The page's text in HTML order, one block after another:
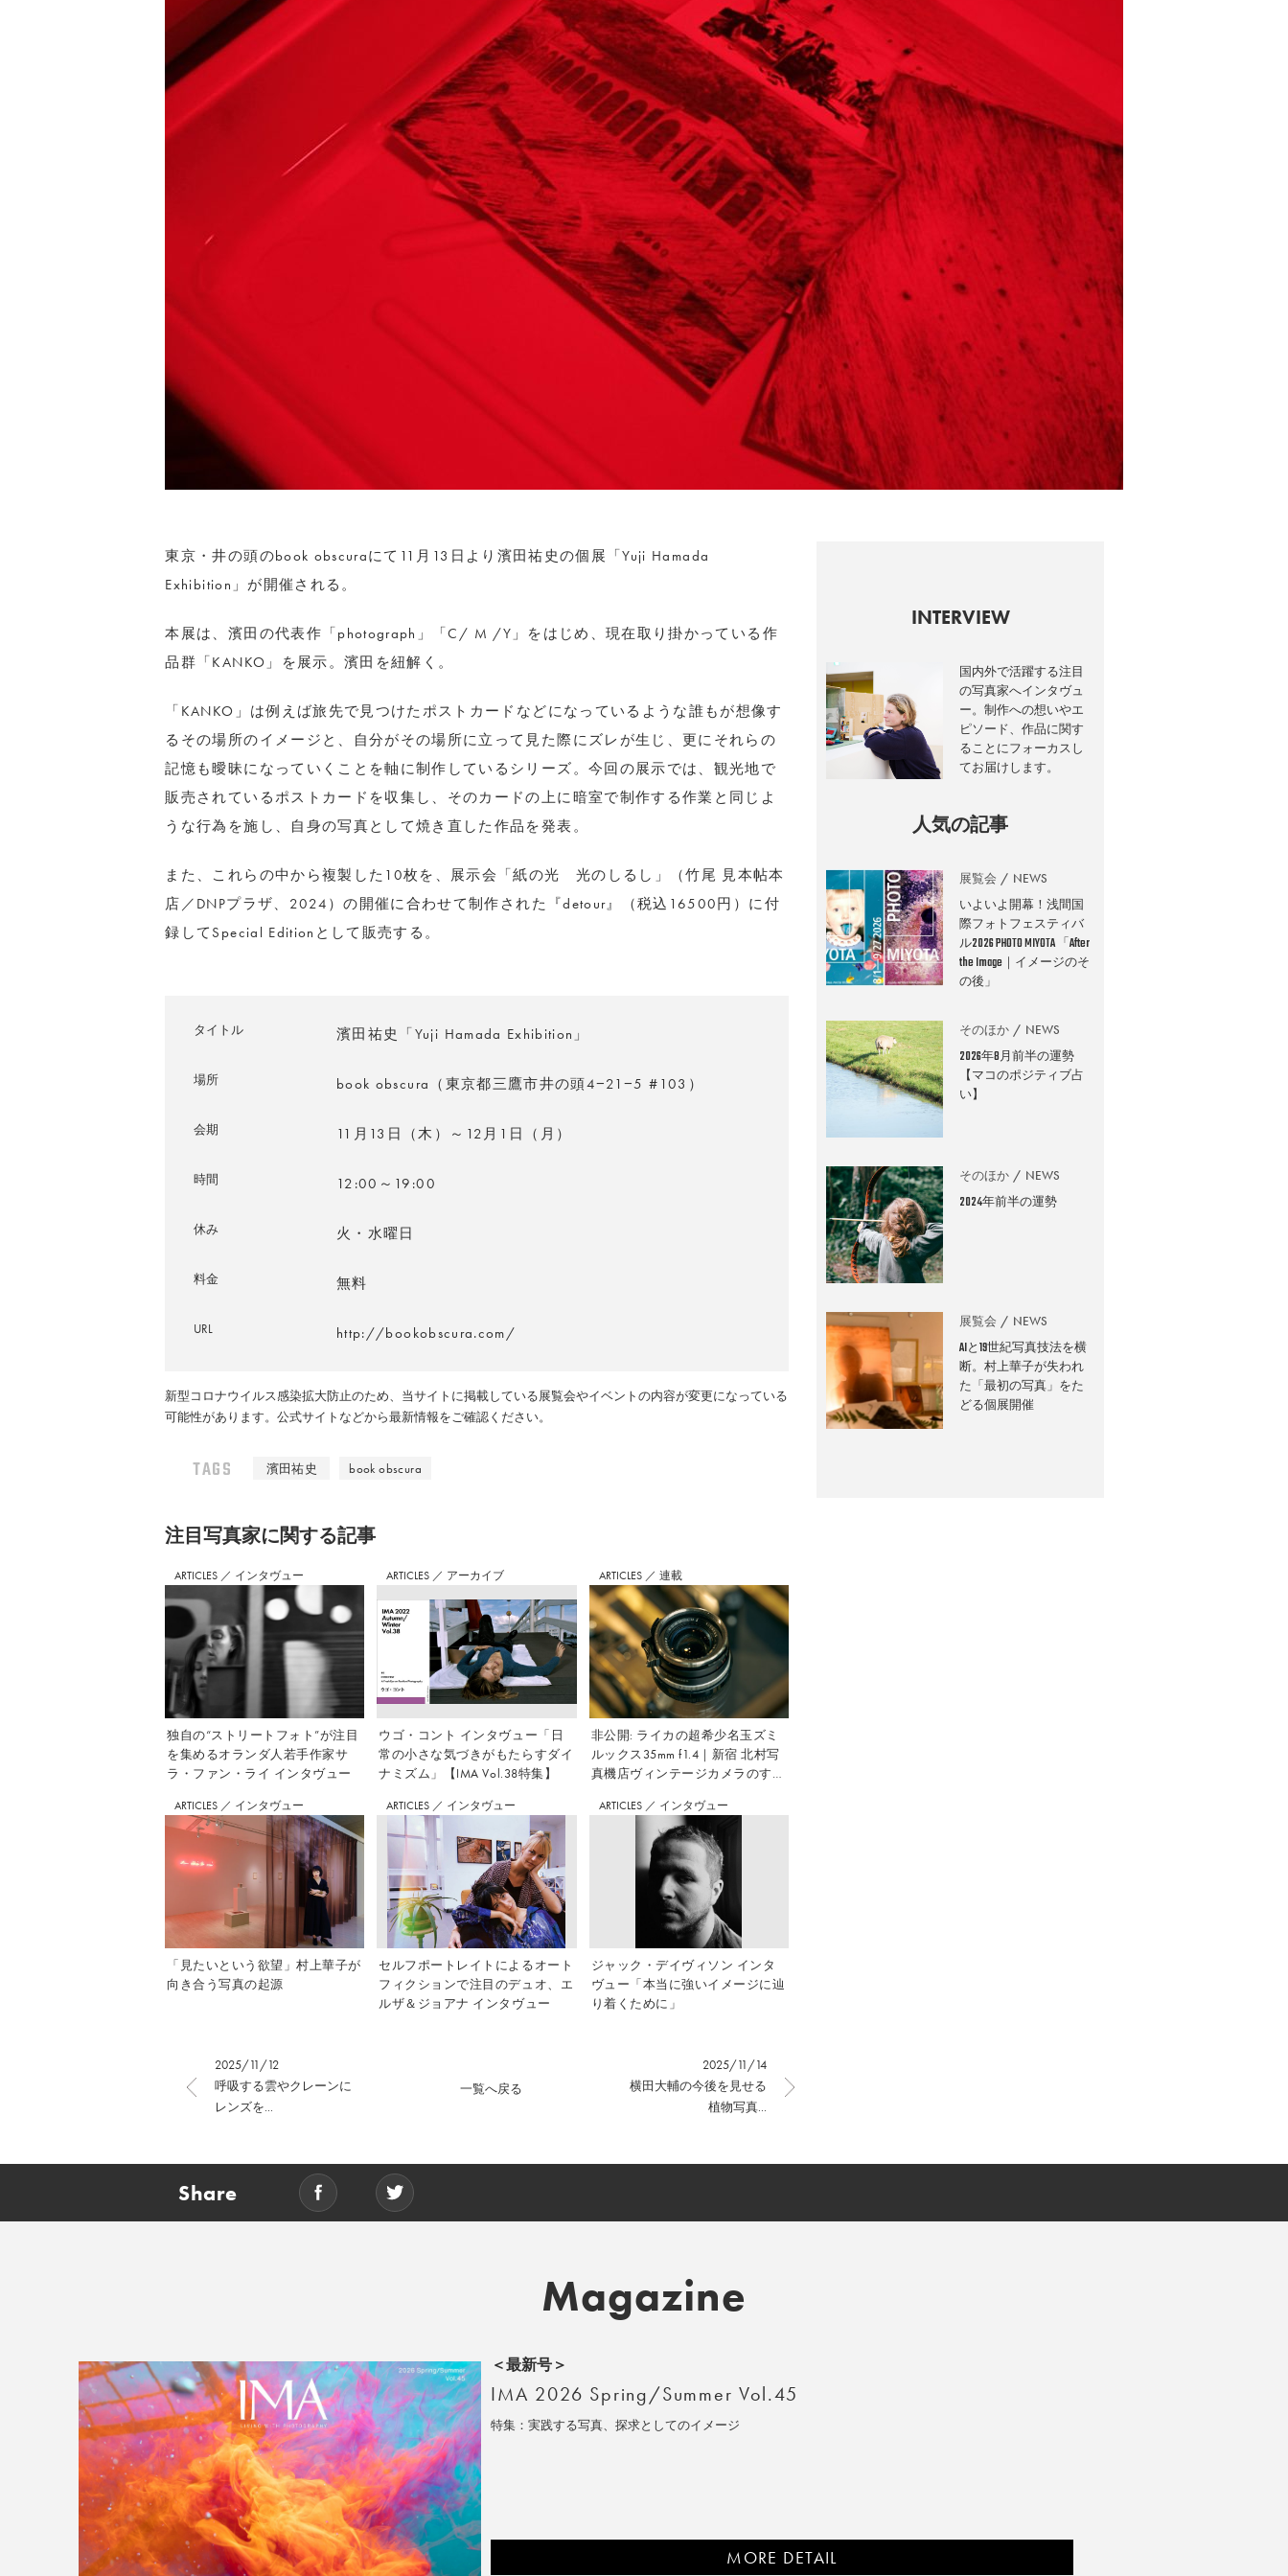
東京・井の頭のbook obscuraにて11月13日より濱田祐史の個展「Yuji Hamada
Exhibition」が開催される。
本展は、濱田の代表作「photograph」「C/ M /Y」をはじめ、現在取り掛かっている作
品群「KANKO」を展示。濱田を紐解く。
「KANKO」は例えば旅先で見つけたポストカードなどになっているような誰もが想像す
るその場所のイメージと、自分がその場所に立って見た際にズレが生じ、更にそれらの
記憶も曖昧になっていくことを軸に制作しているシリーズ。今回の展示では、観光地で
販売されているポストカードを収集し、そのカードの上に暗室で制作する作業と同じよ
うな行為を施し、自身の写真として焼き直した作品を発表。
また、これらの中から複製した10枚を、展示会「紙の光 光のしるし」（竹尾 見本帖本
店／DNPプラザ、2024）の開催に合わせて制作された『detour』（税込16500円）に付
録してSpecial Editionとして販売する。
タイトル 濱田祐史「Yuji Hamada Exhibition」
場所 book obscura（東京都三鷹市井の頭4−21−5 #103）
会期 11月13日（木）～12月1日（月）
時間 12:00～19:00
休み 火・水曜日
料金 無料
URL http://bookobscura.com/
新型コロナウイルス感染拡大防止のため、当サイトに掲載している展覧会やイベントの内容が変更になっている
可能性があります。公式サイトなどから最新情報をご確認ください。
TAGS 濱田祐史 book obscura
注⽬写真家に関する記事
ARTICLES ／ インタヴュー
独自の“ストリートフォト”が注目
を集めるオランダ人若手作家サ
ラ・ファン・ライ インタヴュー
ARTICLES ／ アーカイブ
ウゴ・コント インタヴュー「日
常の小さな気づきがもたらすダイ
ナミズム」【IMA Vol.38特集】
ARTICLES ／ 連載
非公開: ライカの超希少名玉ズミ
ルックス35mm f1.4｜新宿 北村写
真機店ヴィンテージカメラのすす
ARTICLES ／ インタヴュー
「見たいという欲望」村上華子が
向き合う写真の起源
ARTICLES ／ インタヴュー
セルフポートレイトによるオート
フィクションで注目のデュオ、エ
ルザ＆ジョアナ インタヴュー
ARTICLES ／ インタヴュー
ジャック・デイヴィソン インタ
ヴュー「本当に強いイメージに辿
り着くために」
2025/11/12
呼吸する雲やクレーンに
レンズを...
2025/11/14
横田大輔の今後を見せる
植物写真...
一覧へ戻る
INTERVIEW
国内外で活躍する注目
の写真家へインタヴュ
ー。制作への想いやエ
ピソード、作品に関す
ることにフォーカスし
てお届けします。
人気の記事
展覧会 NEWS
いよいよ開幕！浅間国
際フォトフェスティバ
ル2026 PHOTO MIYOTA 「After
the Image｜イメージのそ
の後」
そのほか NEWS
2026年8月前半の運勢
【マコのポジティブ占
い】
そのほか NEWS
2024年前半の運勢
展覧会 NEWS
AIと19世紀写真技法を横
断。村上華子が失われ
た「最初の写真」をた
どる個展開催
Share
Magazine
＜最新号＞
IMA 2026 Spring/Summer Vol.45
特集：実践する写真、探求としてのイメージ
MORE DETAIL